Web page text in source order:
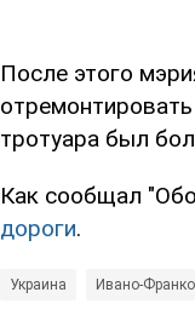
После этого
тротуара был
Как сообщал
дороги.
Украина Ивано-